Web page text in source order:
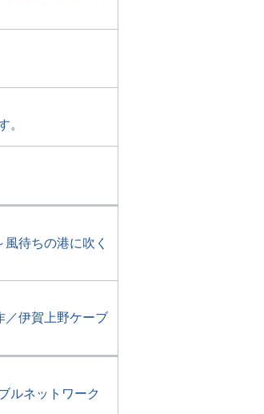
。
待ちの港に吹く
／伊賀上野ケーブ
ルネットワーク